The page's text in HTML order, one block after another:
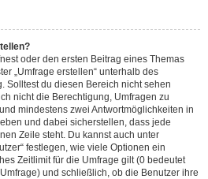
oder den ersten Beitrag eines Themas
„Umfrage erstellen“ unterhalb des
Solltest du diesen Bereich nicht sehen
nicht die Berechtigung, Umfragen zu
mindestens zwei Antwortmöglichkeiten in
und dabei sicherstellen, dass jede
Zeile steht. Du kannst auch unter
festlegen, wie viele Optionen ein
Zeitlimit für die Umfrage gilt (0 bedeutet
und schließlich, ob die Benutzer ihre